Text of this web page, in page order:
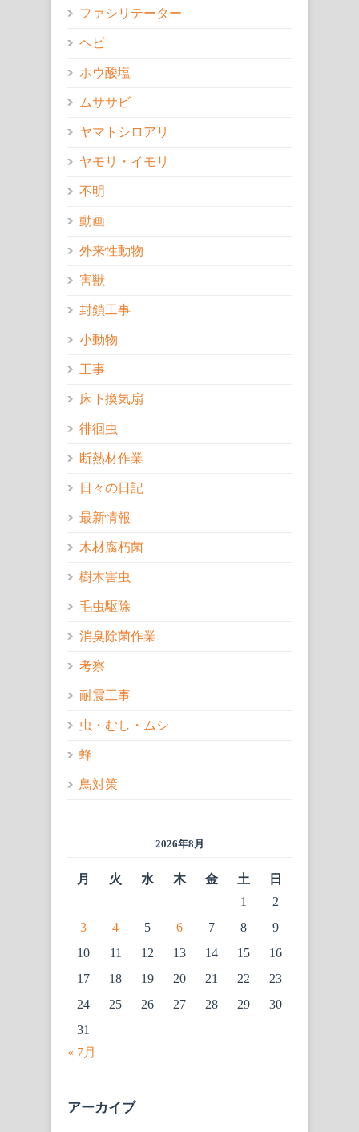
ファシリテーター
ヘビ
ホウ酸塩
ムササビ
ヤマトシロアリ
ヤモリ・イモリ
不明
動画
外来性動物
害獣
封鎖工事
小動物
工事
床下換気扇
徘徊虫
断熱材作業
日々の日記
最新情報
木材腐朽菌
樹木害虫
毛虫駆除
消臭除菌作業
考察
耐震工事
虫・むし・ムシ
蜂
鳥対策
2026年8月
月 火 水 木 金 土
日
1
2
3
4 5 6 7 8
9
10
11 12 13 14 15
16
17
18 19 20 21 22
23
24
25 26 27 28 29
30
31
« 7月
アーカイブ